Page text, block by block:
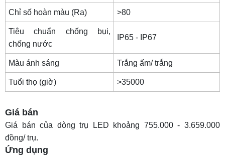
Chỉ số hoàn màu (Ra) >80
Tiêu chuẩn chống bụi,
chống nước
IP65 - IP67
Màu ánh sáng Trắng ấm/ trắng
Tuổi thọ (giờ) >35000
Giá bán
Giá bán của dòng trụ LED khoảng 755.000 - 3.659.000
đồng/ trụ.
Ứng dụng